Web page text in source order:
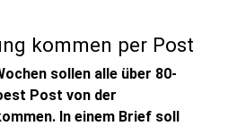
kommen per Post
sollen alle über 80-
Post von der
In einem Brief soll